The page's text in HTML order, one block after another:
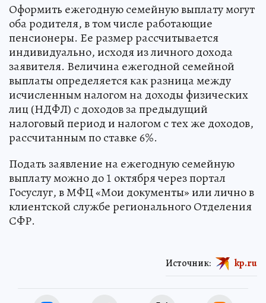
Оформить ежегодную семейную выплату могут
оба родителя, в том числе работающие
пенсионеры. Ее размер рассчитывается
индивидуально, исходя из личного дохода
заявителя. Величина ежегодной семейной
выплаты определяется как разница между
исчисленным налогом на доходы физических
лиц (НДФЛ) с доходов за предыдущий
налоговый период и налогом с тех же доходов,
рассчитанным по ставке 6%.
Подать заявление на ежегодную семейную
выплату можно до 1 октября через портал
Госуслуг, в МФЦ «Мои документы» или лично в
клиентской службе регионального Отделения
СФР.
Источник: kp.ru